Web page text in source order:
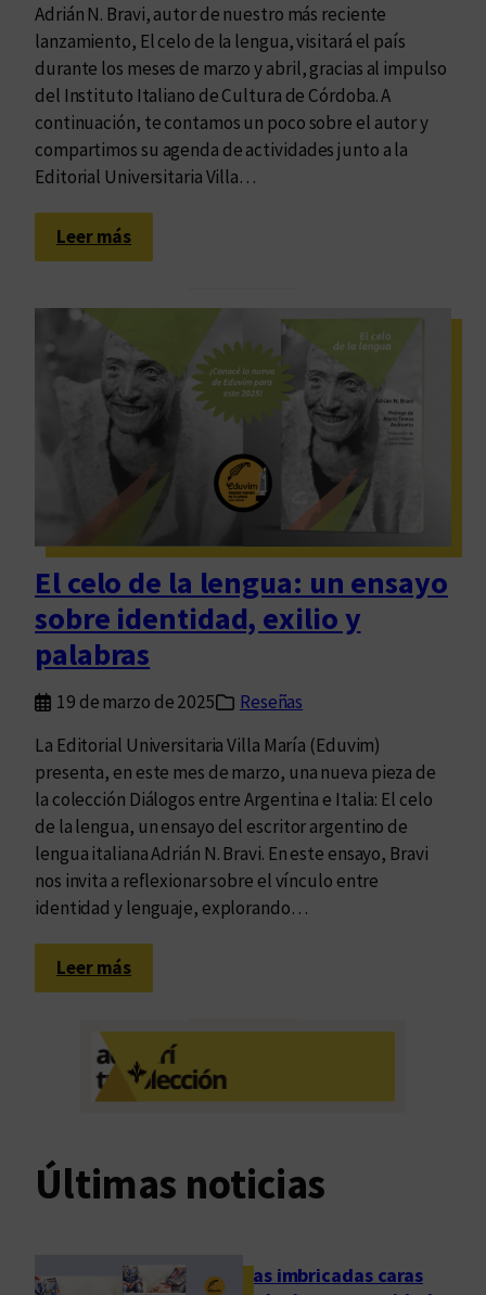
a
s
y
l
a
s
l
e
n
s
Adrián N. Bravi, autor de nuestro más reciente
lanzamiento, El celo de la lengua, visitará el país
durante los meses de marzo y abril, gracias al impulso
del Instituto Italiano de Cultura de Córdoba. A
continuación, te contamos un poco sobre el autor y
compartimos su agenda de actividades junto a la
Editorial Universitaria Villa…
Leer más:
I
i
n
e
r
a
r
i
e
A
d
r
i
á
N
.
B
r
a
v
i
c
o
n
u
v
El celo de la lengua: un ensayo
sobre identidad, exilio y
palabras
19 de marzo de 2025
Reseñas
La Editorial Universitaria Villa María (Eduvim)
presenta, en este mes de marzo, una nueva pieza de
la colección Diálogos entre Argentina e Italia: El celo
de la lengua, un ensayo del escritor argentino de
lengua italiana Adrián N. Bravi. En este ensayo, Bravi
nos invita a reflexionar sobre el vínculo entre
identidad y lenguaje, explorando…
Leer más:
E
e
l
e
l
Últimas noticias
Las imbricadas caras